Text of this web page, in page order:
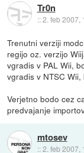
Tr0n
::2. feb 2007,
Trenutni verziji
regijo oz. verzijo
vgradis v PAL Wii,
vgradis v NTSC
Verjetno bodo cez
predvajanje
mtosev
::2. feb 2007,